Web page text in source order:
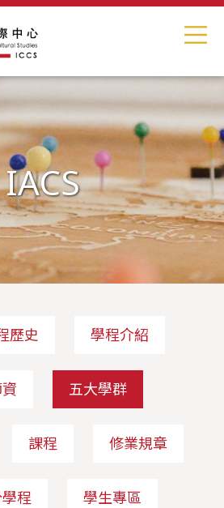
IACS
歷史 學程介紹
五大學群
課程 修業規章
程 學生專區